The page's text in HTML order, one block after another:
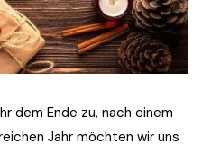
dem Ende zu, nach einem
Jahr möchten wir uns